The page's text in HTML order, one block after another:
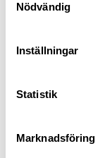
Nödvändig
Inställningar
Statistik
Marknadsföring
SOVSÄCKAR